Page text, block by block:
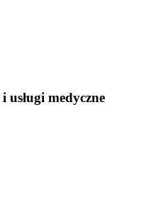
usługi medyczne